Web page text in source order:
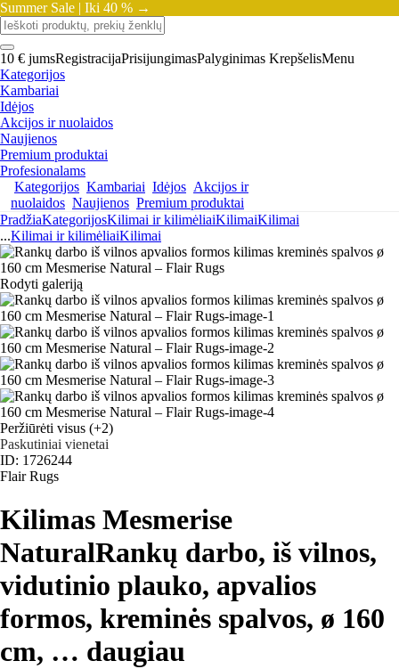
Summer Sale | Iki 40 % →
10 € jumsRegistracijaPrisijungimasPalyginimas KrepšelisMenu
Kategorijos
Kambariai
Idėjos
Akcijos ir nuolaidos
Naujienos
Premium produktai
Profesionalams
Kategorijos Kambariai Idėjos Akcijos ir
nuolaidos Naujienos Premium produktai
PradžiaKategorijosKilimai ir kilimėliaiKilimaiKilimai
...Kilimai ir kilimėliaiKilimai
Rodyti galeriją
Peržiūrėti visus (+2)
Paskutiniai vienetai
ID: 1726244
Flair Rugs
Kilimas Mesmerise
NaturalRankų darbo, iš vilnos,
vidutinio plauko, apvalios
formos, kreminės spalvos, ø 160
cm, … daugiau